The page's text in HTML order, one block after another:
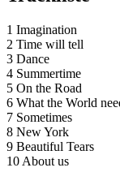
1 Imagination
2 Time will tell
3 Dance
4 Summertime
5 On the Road
6 What the World
7 Sometimes
8 New York
9 Beautiful Tears
10 About us